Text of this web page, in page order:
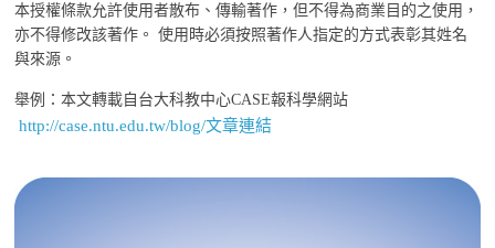
本授權條款允許使用者散布、傳輸著作，但不得為商業目的之使用，
亦不得修改該著作。 使用時必須按照著作人指定的方式表彰其姓名
與來源。
舉例：本文轉載自台大科教中心CASE報科學網站
http://case.ntu.edu.tw/blog/文章連結